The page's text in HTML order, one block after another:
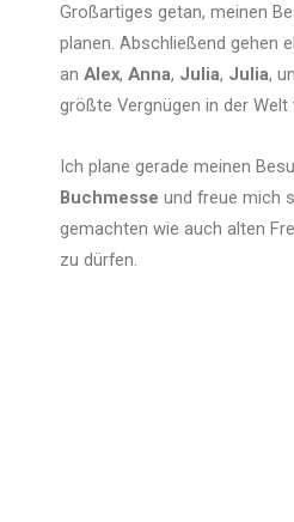
Großartiges getan, meinen
planen. Abschließend gehen
an Alex, Anna, Julia, Julia,
größte Vergnügen in der
Ich plane gerade meinen
Buchmesse und freue mich
gemachten wie auch alten
zu dürfen.